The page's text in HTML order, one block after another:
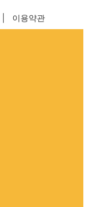
이용약관